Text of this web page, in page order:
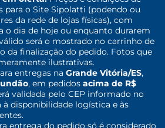
para o Site Sipolatti (podendo ou
da rede de lojas físicas), com
o dia de hoje ou enquanto durarem
será o mostrado no carrinho de
da finalização do pedido. Fotos que
ilustrativas.
entregas na Grande Vitória/ES,
, em pedidos acima de R$
validada pelo CEP informado no
disponibilidade logística e às
entrega do pedido só é considerado